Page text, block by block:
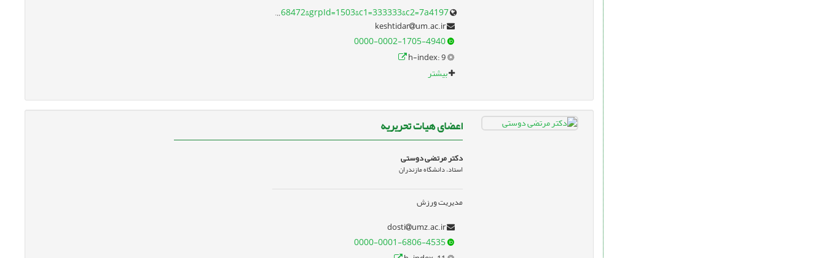
sportedu.um.ac.ir/index.php/fa/?option=com_groups&view=prof&pid=401368472&grpId=1503&c1=333333&c2=7a4197
keshtidar
um.ac.ir
0000-0002-1705-4940
بیشتر
اعضای هیات تحریریه
دکتر مرتضی دوستی
استاد، دانشگاه مازندران
مدیریت ورزش
dosti
umz.ac.ir
0000-0001-6806-4535